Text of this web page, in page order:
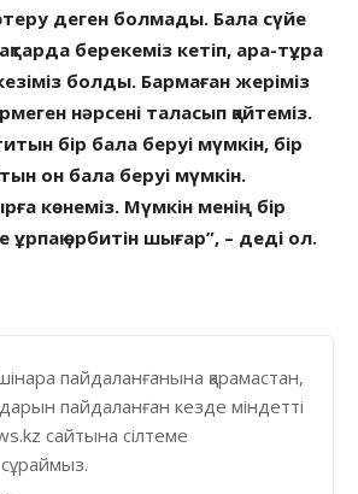
деген болмады. Бала сүйе
берекеміз кетіп, ара-тұра
болды. Бармаған жеріміз
нәрсені таласып қайтеміз.
бір бала беруі мүмкін, бір
он бала беруі мүмкін.
көнеміз. Мүмкін менің бір
өрбитін шығар”, – деді ол.
пайдаланғанына қарамастан,
пайдаланған кезде міндетті
сайтына сілтеме